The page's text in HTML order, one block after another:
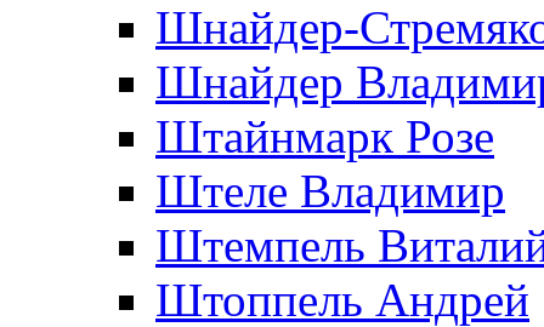
Шнайдер-
Шнайдер
Штайнмарк Розe
Штеле Владимир
Штемпель
Штоппель Андрей